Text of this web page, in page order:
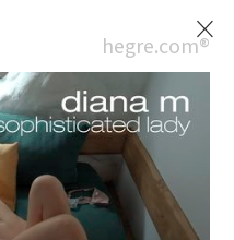
×
hegre.com®